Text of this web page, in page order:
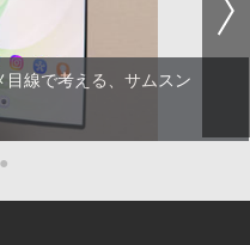
線で考える、サムスン
●